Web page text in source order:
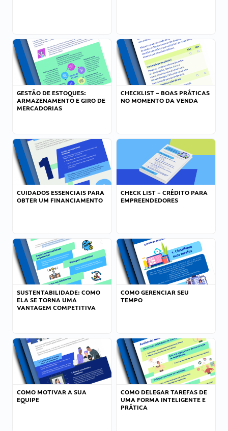
GESTÃO DE ESTOQUES:
ARMAZENAMENTO E GIRO DE
MERCADORIAS
CHECKLIST – BOAS PRÁTICAS
NO MOMENTO DA VENDA
CUIDADOS ESSENCIAIS PARA
OBTER UM FINANCIAMENTO
CHECK LIST – CRÉDITO PARA
EMPREENDEDORES
SUSTENTABILIDADE: COMO
ELA SE TORNA UMA
VANTAGEM COMPETITIVA
COMO GERENCIAR SEU
TEMPO
COMO MOTIVAR A SUA
EQUIPE
COMO DELEGAR TAREFAS DE
UMA FORMA INTELIGENTE E
PRÁTICA